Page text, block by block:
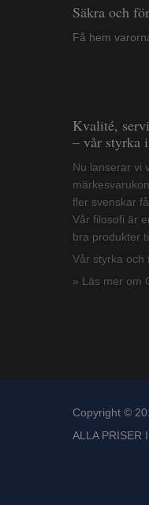
Säkra och
Få hem
Kvalité,
– vår styrka
Nu lanserar
fler
Vår
bra
Vår styrka och
» Läs mer om
Copyright ©
ALLA PRISER